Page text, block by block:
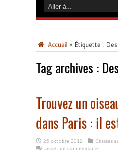
Accueil » Étiquette :
Tag archives :
Trouvez un
dans Paris : il
25 octobre 2012
Chasses
Laisser un commentaire